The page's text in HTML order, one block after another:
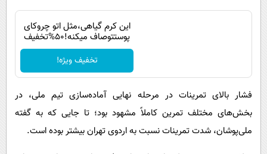
این کرم گیاهی،مثل اتو چروکای
پوستتوصاف میکنه!50%تخفیف
تخفیف ویژه!
فشار بالای تمرینات در مرحله نهایی آماده‌سازی تیم ملی، در
بخش‌های مختلف تمرین کاملاً مشهود بود؛ تا جایی که به گفته
ملی‌پوشان، شدت تمرینات نسبت به اردوی تهران بیشتر بوده است.